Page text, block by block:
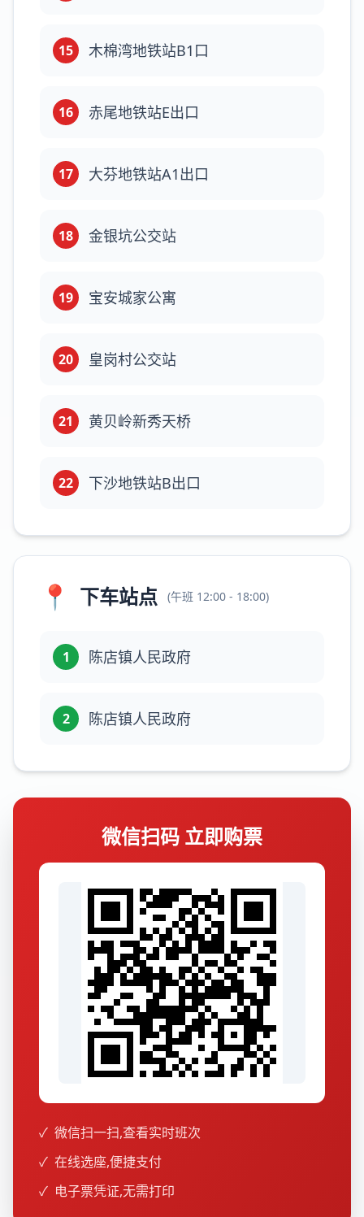
15 木棉湾地铁站B1口
16 赤尾地铁站E出口
17 大芬地铁站A1出口
18 金银坑公交站
19 宝安城家公寓
20 皇岗村公交站
21 黄贝岭新秀天桥
22 下沙地铁站B出口
📍 下车站点 (午班 12:00 - 18:00)
1 陈店镇人民政府
2 陈店镇人民政府
微信扫码 立即购票
✓ 微信扫一扫,查看实时班次
✓ 在线选座,便捷支付
✓ 电子票凭证,无需打印